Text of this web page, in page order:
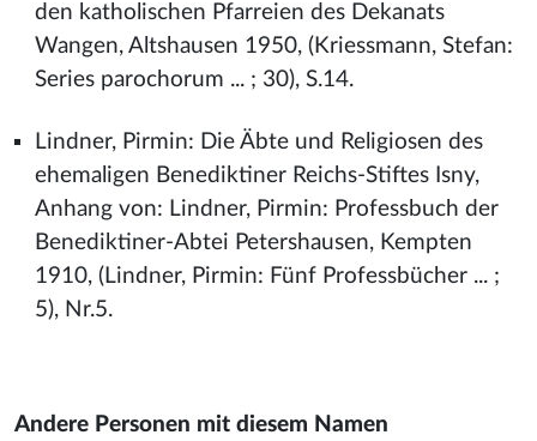
den katholischen Pfarreien des Dekanats
Wangen, Altshausen 1950, (Kriessmann, Stefan:
Series parochorum ... ; 30), S.14.
Lindner, Pirmin: Die Äbte und Religiosen des
ehemaligen Benediktiner Reichs-Stiftes Isny,
Anhang von: Lindner, Pirmin: Professbuch der
Benediktiner-Abtei Petershausen, Kempten
1910, (Lindner, Pirmin: Fünf Professbücher ... ;
5), Nr.5.
Andere Personen mit diesem Namen